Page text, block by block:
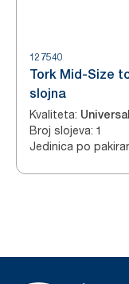
127540
Tork Mid-Size
slojna
Kvaliteta: Universal
Broj slojeva: 1
Jedinica po